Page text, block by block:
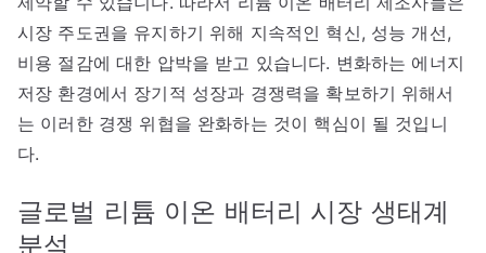
시장 주도권을 유지하기 위해 지속적인 혁신, 성능 개선,
비용 절감에 대한 압박을 받고 있습니다. 변화하는 에너지
저장 환경에서 장기적 성장과 경쟁력을 확보하기 위해서
는 이러한 경쟁 위협을 완화하는 것이 핵심이 될 것입니
다.
글로벌 리튬 이온 배터리 시장 생태계
분석